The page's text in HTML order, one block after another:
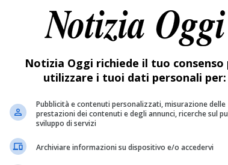
Notizia Oggi richiede il tuo consenso
utilizzare i tuoi dati personali per:
Pubblicità e contenuti personalizzati, misurazione delle
prestazioni dei contenuti e degli annunci, ricerche sul
sviluppo di servizi
Archiviare informazioni su dispositivo e/o accedervi